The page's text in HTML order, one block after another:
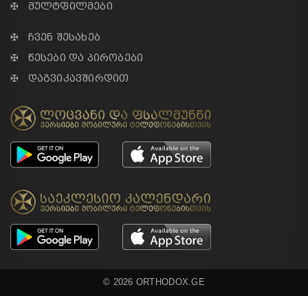
✠ მულტფილმები
✠ ჩვენ შესახებ
✠ წესები და პირობები
✠ დაგვიკავშირდით
© 2026 ORTHODOX.GE